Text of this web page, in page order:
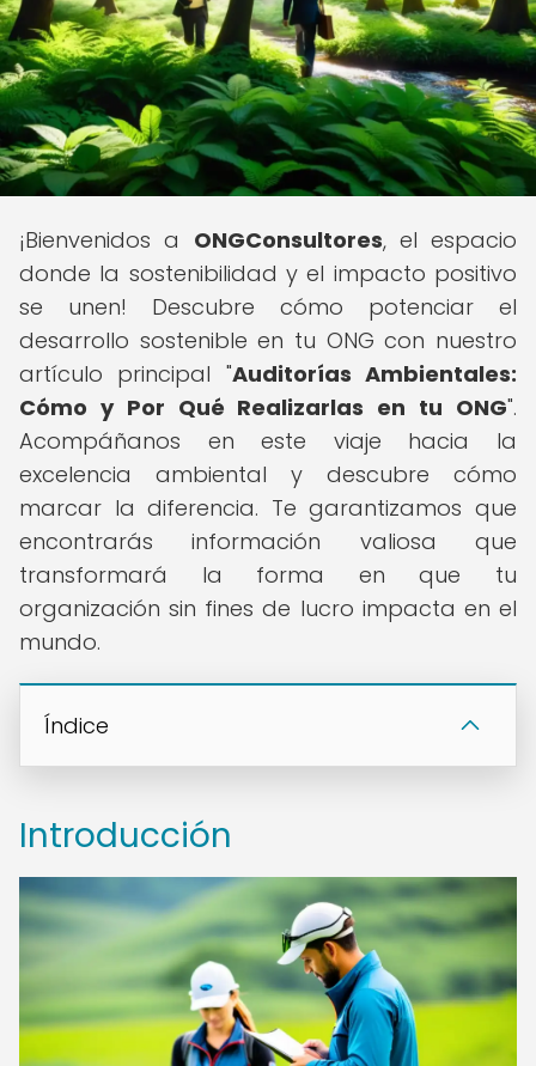
¡Bienvenidos a ONGConsultores, el espacio
donde la sostenibilidad y el impacto positivo
se unen! Descubre cómo potenciar el
desarrollo sostenible en tu ONG con nuestro
artículo principal "Auditorías Ambientales:
Cómo y Por Qué Realizarlas en tu ONG".
Acompáñanos en este viaje hacia la
excelencia ambiental y descubre cómo
marcar la diferencia. Te garantizamos que
encontrarás información valiosa que
transformará la forma en que tu
organización sin fines de lucro impacta en el
mundo.
Índice
Introducción